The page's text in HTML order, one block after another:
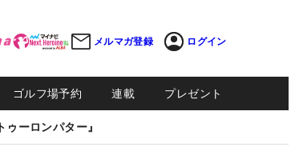
メルマガ登録 ログイン
ゴルフ場予約 連載 プレゼント
ーロンパター』